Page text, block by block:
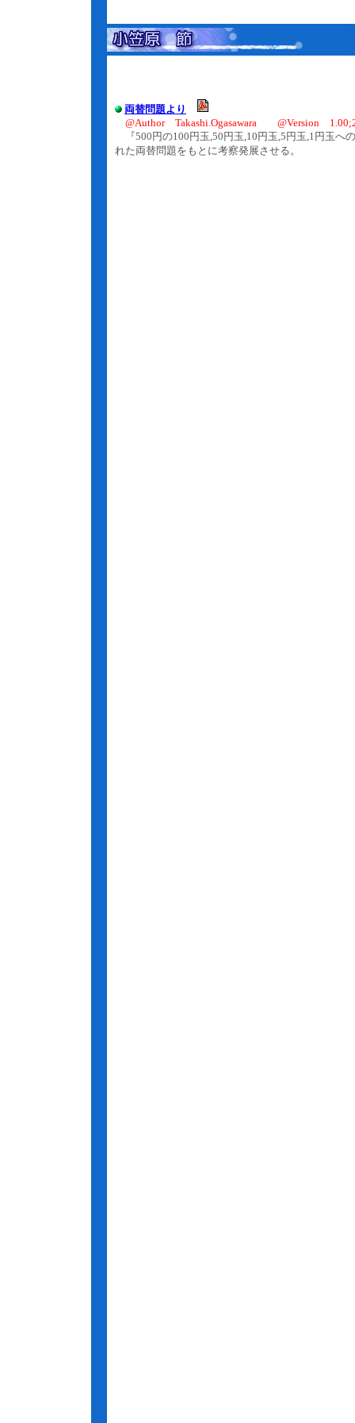
両替問題より
@Author Takashi.Ogasawara @Version
『500円の100円玉,50円玉,10円玉,5円玉,1円玉
れた両替問題をもとに考察発展させる。